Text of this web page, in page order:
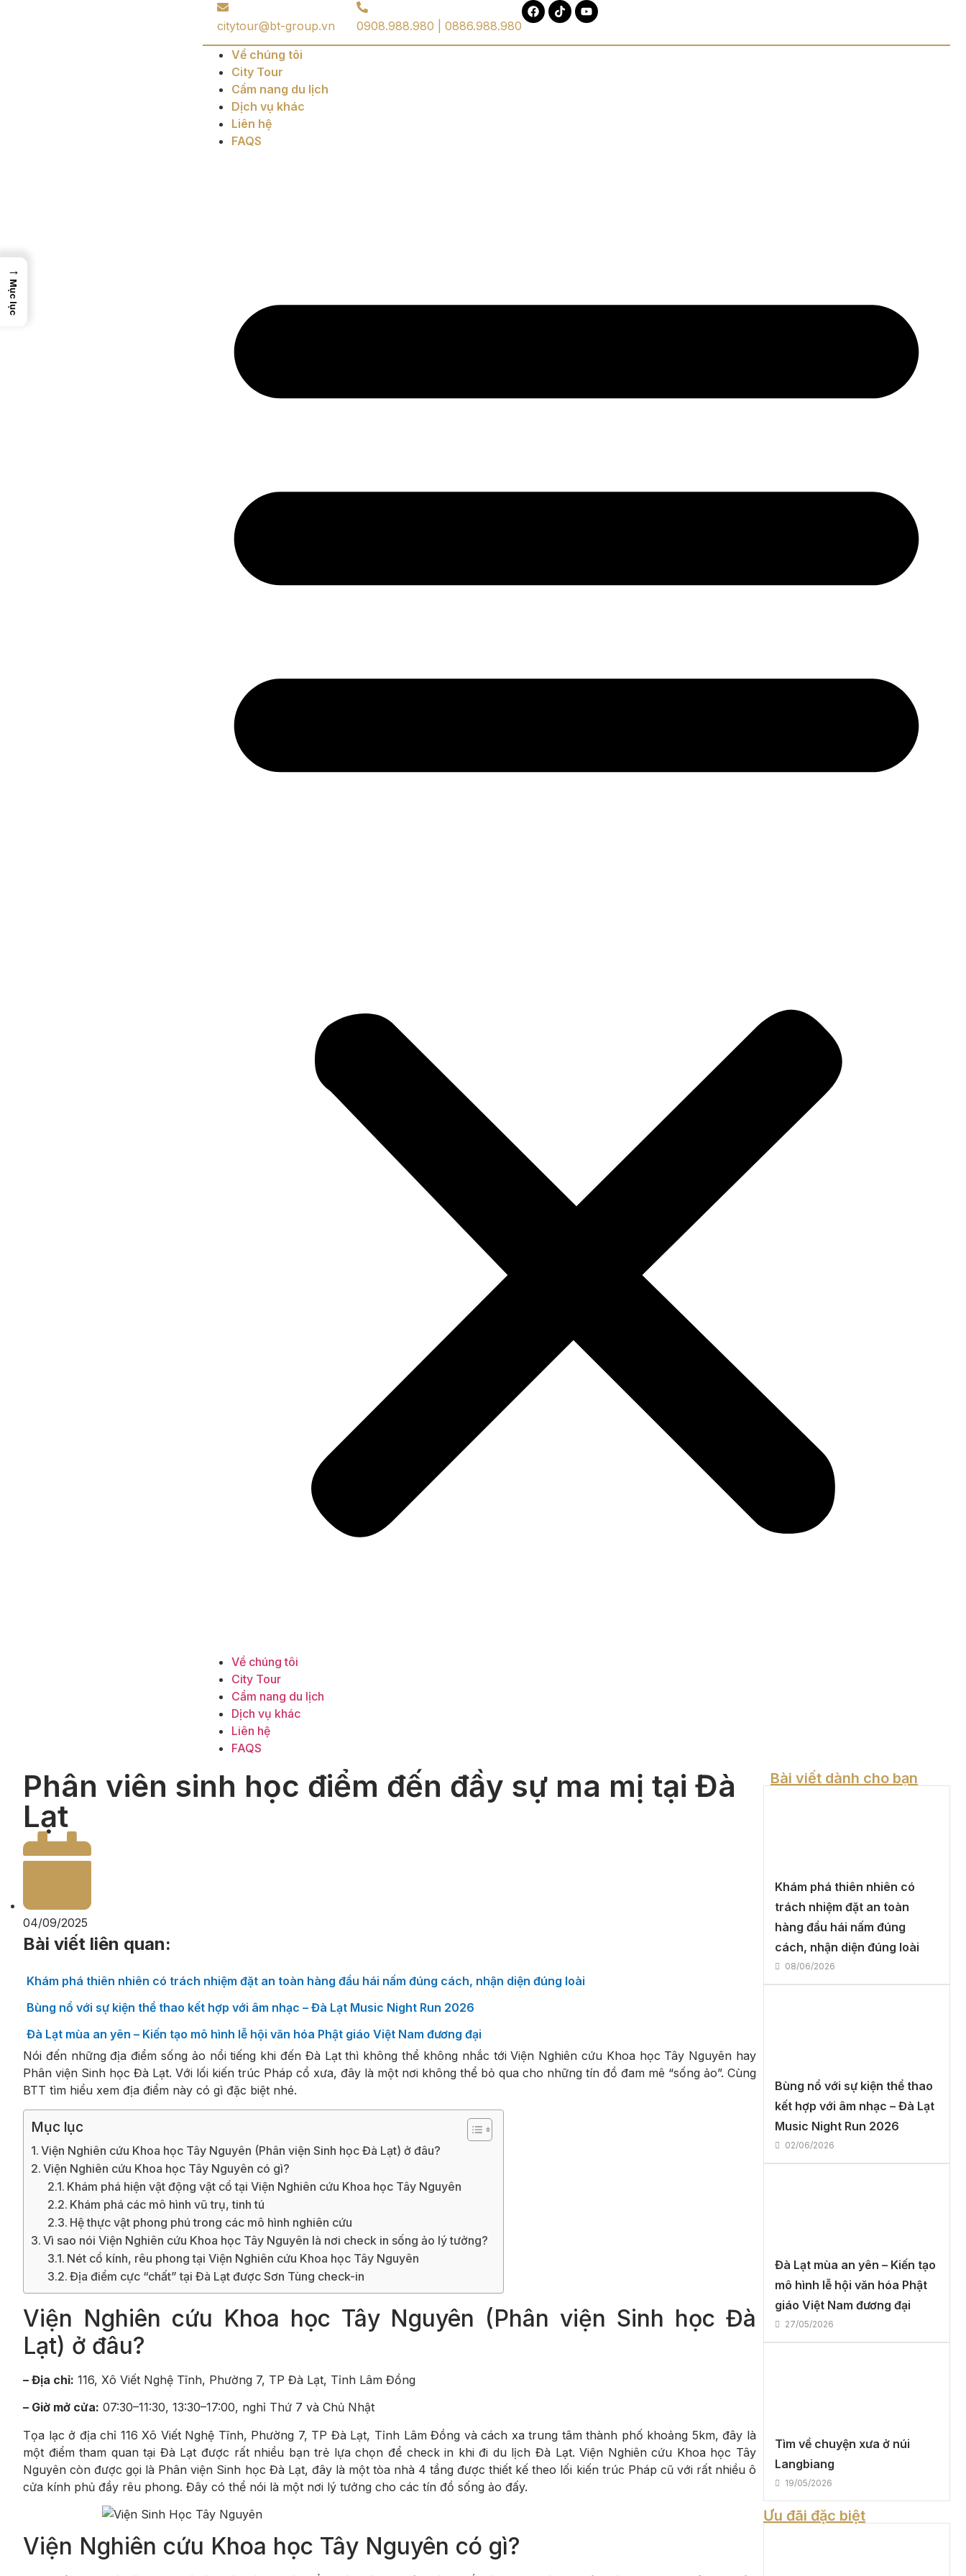
citytour@bt-group.vn 0908.988.980 | 0886.988.980
Về chúng tôi
City Tour
Cẩm nang du lịch
Dịch vụ khác
Liên hệ
FAQS
Về chúng tôi
City Tour
Cẩm nang du lịch
Dịch vụ khác
Liên hệ
FAQS
Phân viên sinh học điểm đến đầy sự ma mị tại Đà
Lạt
04/09/2025
Bài viết liên quan:
Khám phá thiên nhiên có trách nhiệm đặt an toàn hàng đầu hái nấm đúng cách, nhận diện đúng loài
Bùng nổ với sự kiện thể thao kết hợp với âm nhạc – Đà Lạt Music Night Run 2026
Đà Lạt mùa an yên – Kiến tạo mô hình lễ hội văn hóa Phật giáo Việt Nam đương đại
Nói đến những địa điểm sống ảo nổi tiếng khi đến Đà Lạt thì không thể không nhắc tới Viện Nghiên cứu Khoa học Tây Nguyên hay
Phân viện Sinh học Đà Lạt. Với lối kiến trúc Pháp cổ xưa, đây là một nơi không thể bỏ qua cho những tín đồ đam mê “sống ảo”. Cùng
BTT tìm hiểu xem địa điểm này có gì đặc biệt nhé.
Mục lục
Viện Nghiên cứu Khoa học Tây Nguyên (Phân viện Sinh học Đà Lạt) ở đâu?
Viện Nghiên cứu Khoa học Tây Nguyên có gì?
Khám phá hiện vật động vật cổ tại Viện Nghiên cứu Khoa học Tây Nguyên
Khám phá các mô hình vũ trụ, tinh tú
Hệ thực vật phong phú trong các mô hình nghiên cứu
Vì sao nói Viện Nghiên cứu Khoa học Tây Nguyên là nơi check in sống ảo lý tưởng?
Nét cổ kính, rêu phong tại Viện Nghiên cứu Khoa học Tây Nguyên
Địa điểm cực “chất” tại Đà Lạt được Sơn Tùng check-in
Viện Nghiên cứu Khoa học Tây Nguyên (Phân viện Sinh học Đà
Lạt) ở đâu?
– Địa chỉ: 116, Xô Viết Nghệ Tĩnh, Phường 7, TP Đà Lạt, Tỉnh Lâm Đồng
– Giờ mở cửa: 07:30–11:30, 13:30–17:00, nghỉ Thứ 7 và Chủ Nhật
Tọa lạc ở địa chỉ 116 Xô Viết Nghệ Tĩnh, Phường 7, TP Đà Lạt, Tỉnh Lâm Đồng và cách xa trung tâm thành phố khoảng 5km, đây là
một điểm tham quan tại Đà Lạt được rất nhiều bạn trẻ lựa chọn để check in khi đi du lịch Đà Lạt. Viện Nghiên cứu Khoa học Tây
Nguyên còn được gọi là Phân viện Sinh học Đà Lạt, đây là một tòa nhà 4 tầng được thiết kế theo lối kiến trúc Pháp cũ với rất nhiều ô
cửa kính phủ đầy rêu phong. Đây có thể nói là một nơi lý tưởng cho các tín đồ sống ảo đấy.
Viện Nghiên cứu Khoa học Tây Nguyên có gì?
Bài viết dành cho bạn
Khám phá thiên nhiên có
trách nhiệm đặt an toàn
hàng đầu hái nấm đúng
cách, nhận diện đúng loài
08/06/2026
Bùng nổ với sự kiện thể thao
kết hợp với âm nhạc – Đà Lạt
Music Night Run 2026
02/06/2026
Đà Lạt mùa an yên – Kiến tạo
mô hình lễ hội văn hóa Phật
giáo Việt Nam đương đại
27/05/2026
Tìm về chuyện xưa ở núi
Langbiang
19/05/2026
Ưu đãi đặc biệt
→
Mục lục